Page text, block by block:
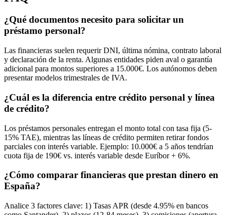
¿Qué documentos necesito para solicitar un
préstamo personal?
Las financieras suelen requerir DNI, última nómina, contrato laboral
y declaración de la renta. Algunas entidades piden aval o garantía
adicional para montos superiores a 15.000€. Los autónomos deben
presentar modelos trimestrales de IVA.
¿Cuál es la diferencia entre crédito personal y línea
de crédito?
Los préstamos personales entregan el monto total con tasa fija (5-
15% TAE), mientras las líneas de crédito permiten retirar fondos
parciales con interés variable. Ejemplo: 10.000€ a 5 años tendrían
cuota fija de 190€ vs. interés variable desde Euríbor + 6%.
¿Cómo comparar financieras que prestan dinero en
España?
Analice 3 factores clave: 1) Tasas APR (desde 4.95% en bancos